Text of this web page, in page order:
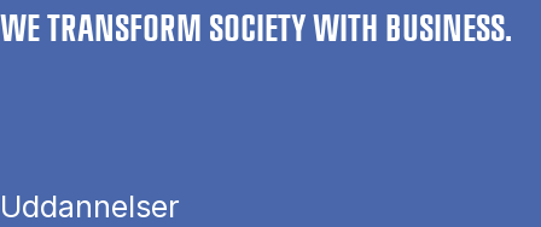
WE TRANSFORM SOCIETY WITH BUSINESS.
Uddannelser